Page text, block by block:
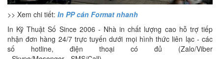
>> Xem chi tiết: In PP cán Format nhanh
In Kỹ Thuật Số Since 2006 - Nhà in chất lượng cao hỗ trợ tiếp
nhận đơn hàng 24/7 trực tuyến dưới mọi hình thức liên lạc - các
số hotline, điện thoại có đủ (Zalo/Viber